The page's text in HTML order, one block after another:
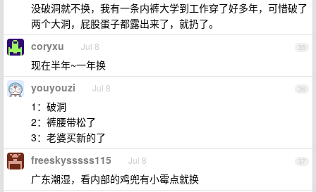
没破洞就不换，我有一条内裤大学到工作穿了好多年，可惜破了
两个大洞，屁股蛋子都露出来了，就扔了。
35
coryxu Jul 8
现在半年~一年换
36
youyouzi Jul 8
1：破洞
2：裤腰带松了
3：老婆买新的了
37
freeskysssss115 Jul 8
广东潮湿，看内部的鸡兜有小霉点就换